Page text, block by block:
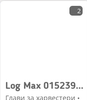
2
Log Max 015239 Logmax 6000B Ventilpaketsskydd
Глави за харвестери •